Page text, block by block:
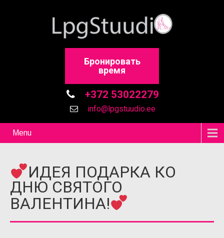
Бронировать
время
+372 53022279
info@lpgstuudio.ee
Menu
ИДЕЯ ПОДАРКА КО
ДНЮ СВЯТОГО
ВАЛЕНТИНА!